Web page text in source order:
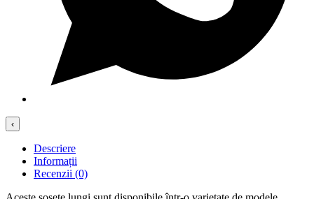
‹
Descriere
Informații
Recenzii (0)